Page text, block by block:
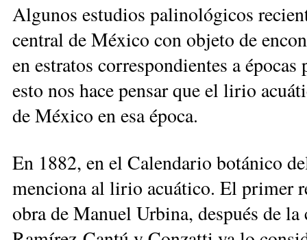
Algunos estudios palinológicos
central de México con objeto de
en estratos correspondientes a
esto nos hace pensar que el lirio
de México en esa época.
En 1882, en el Calendario botánico
menciona al lirio acuático. El primer
obra de Manuel Urbina, después de